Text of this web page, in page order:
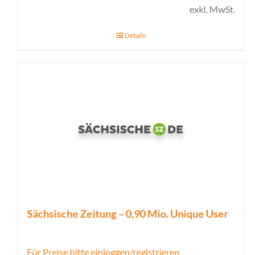
exkl. MwSt.
Details
Sächsische Zeitung – 0,90 Mio. Unique User
Für Preise bitte einloggen/registrieren